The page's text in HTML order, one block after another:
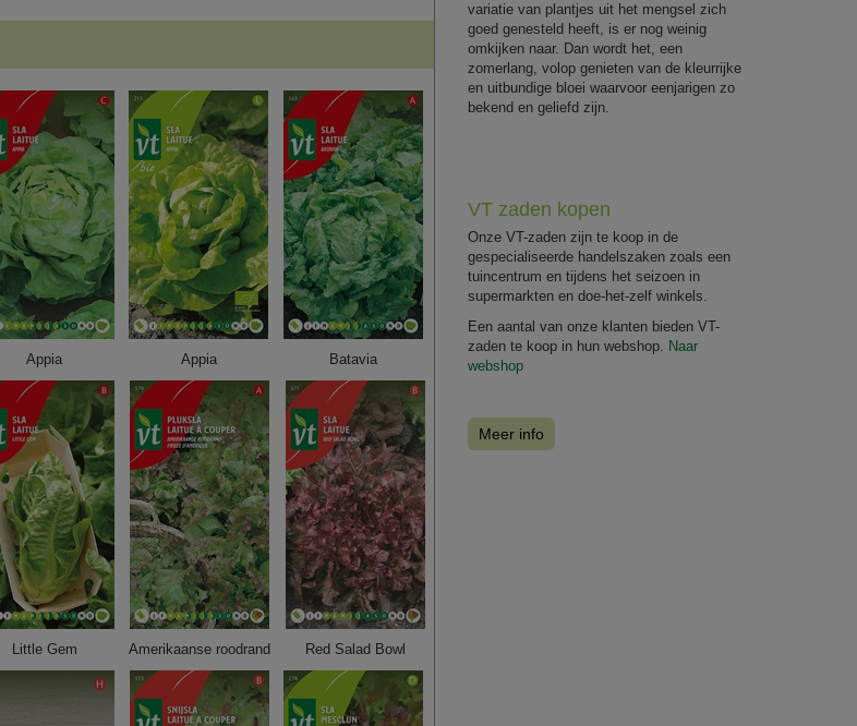
Appia Appia Batavia
Little Gem Amerikaanse roodrand Red Salad Bowl
variatie van plantjes uit het mengsel zich
goed genesteld heeft, is er nog weinig
omkijken naar. Dan wordt het, een
zomerlang, volop genieten van de kleurrijke
en uitbundige bloei waarvoor eenjarigen zo
bekend en geliefd zijn.
VT zaden kopen
Onze VT-zaden zijn te koop in de
gespecialiseerde handelszaken zoals een
tuincentrum en tijdens het seizoen in
supermarkten en doe-het-zelf winkels.
Een aantal van onze klanten bieden VT-
zaden te koop in hun webshop. Naar
webshop
Meer info